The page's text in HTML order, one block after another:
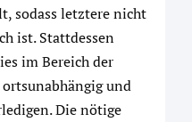
sodass letztere nicht
ist. Stattdessen
im Bereich der
und
Die nötige